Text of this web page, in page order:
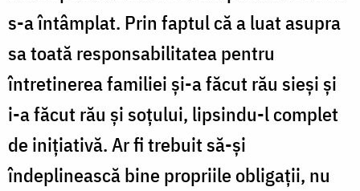
s-a întâmplat. Prin faptul că a luat asupra
sa toată responsabilitatea pentru
întretinerea familiei şi-a făcut rău sieşi şi
i-a făcut rău şi soţului, lipsindu-l complet
de iniţiativă. Ar fi trebuit să-şi
îndeplinească bine propriile obligaţii, nu